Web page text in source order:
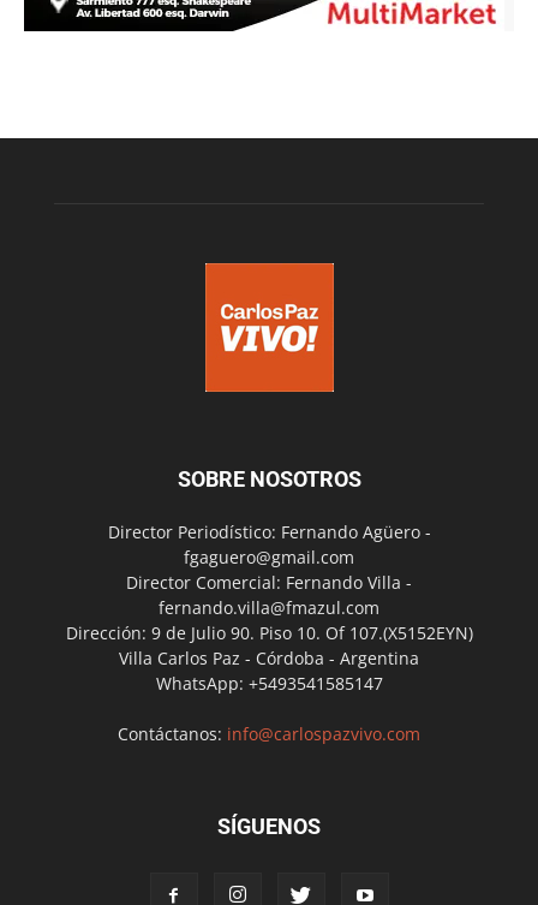
SOBRE NOSOTROS
Director Periodístico: Fernando Agüero -
fgaguero@gmail.com
Director Comercial: Fernando Villa -
fernando.villa@fmazul.com
Dirección: 9 de Julio 90. Piso 10. Of 107.(X5152EYN)
Villa Carlos Paz - Córdoba - Argentina
WhatsApp: +5493541585147
Contáctanos: info@carlospazvivo.com
SÍGUENOS